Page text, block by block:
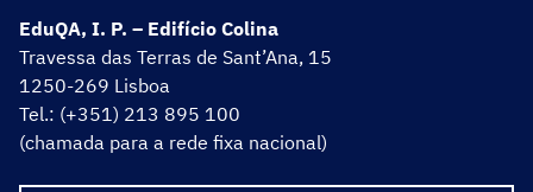
EduQA, I. P. – Edifício Colina
Travessa das Terras de Sant’Ana, 15
1250-269 Lisboa
Tel.: (+351) 213 895 100
(chamada para a rede fixa nacional)